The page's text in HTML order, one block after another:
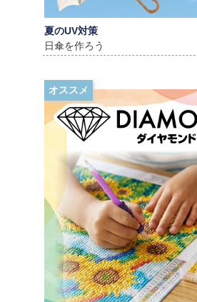
夏のUV対策
日傘を作ろう
オススメ